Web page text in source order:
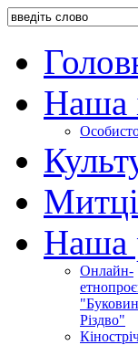
Наша
Наша
Онлайн-
Різдво"